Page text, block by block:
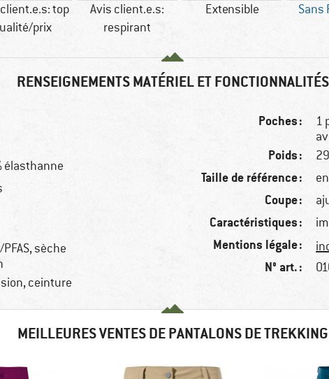
top
prix
Avis client.e.s:
respirant
Extensible Sans
RENSEIGNEMENTS MATÉRIEL ET FONCTIONNALITÉS
élasthanne
sèche
ceinture
Poches :
1
Poids :
Taille de référence :
Coupe :
Caractéristiques :
Mentions légale :
N° art. :
MEILLEURES VENTES DE PANTALONS DE TREKKING